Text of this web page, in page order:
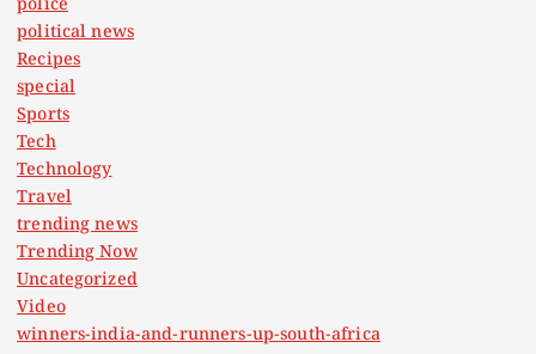
police
political news
Recipes
special
Sports
Tech
Technology
Travel
trending news
Trending Now
Uncategorized
Video
winners-india-and-runners-up-south-africa